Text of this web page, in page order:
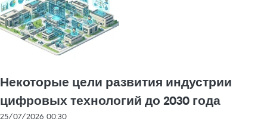
Некоторые цели развития индустрии
цифровых технологий до 2030 года
25/07/2026 00:30